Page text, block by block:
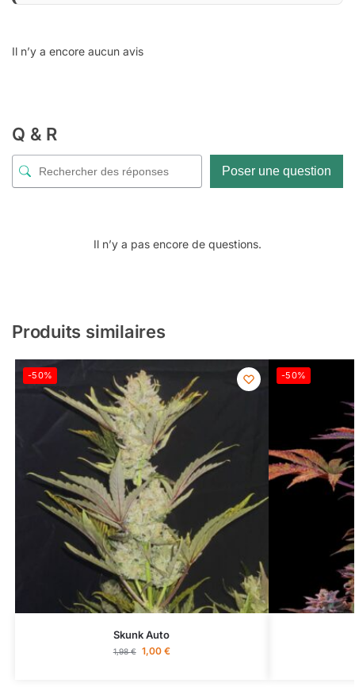
Il n’y a encore aucun avis
Q & R
Poser une question
Il n’y a pas encore de questions.
Produits similaires
-50%
Skunk Auto
1,98€ 1,00 €
-50%